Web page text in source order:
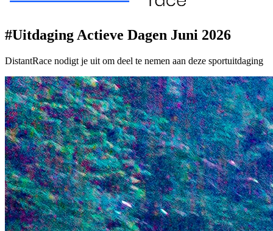
#Uitdaging Actieve Dagen Juni 2026
DistantRace nodigt je uit om deel te nemen aan deze sportuitdaging